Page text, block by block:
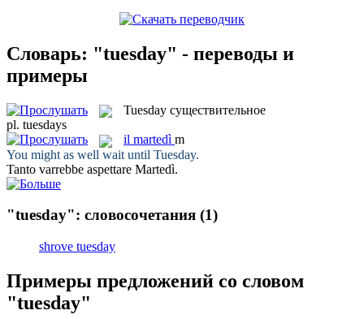
Словарь: "tuesday" - переводы и
примеры
Tuesday существительное
pl. tuesdays
il martedì m
You might as well wait until Tuesday.
Tanto varrebbe aspettare Martedì.
"tuesday": словосочетания (1)
shrove tuesday
Примеры предложений со словом
"tuesday"